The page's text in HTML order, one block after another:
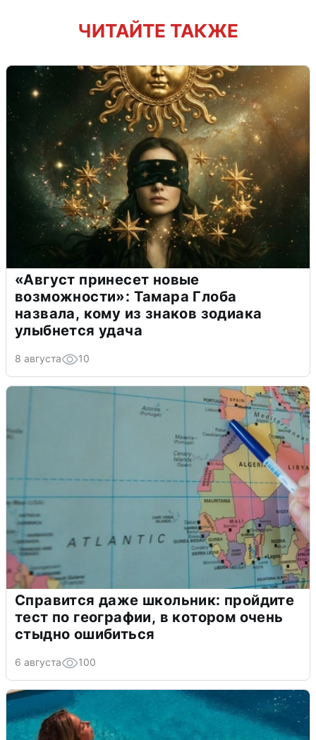
ЧИТАЙТЕ ТАКЖЕ
«Август принесет новые
возможности»: Тамара Глоба
назвала, кому из знаков зодиака
улыбнется удача
8 августа 10
Справится даже школьник: пройдите
тест по географии, в котором очень
стыдно ошибиться
6 августа 100